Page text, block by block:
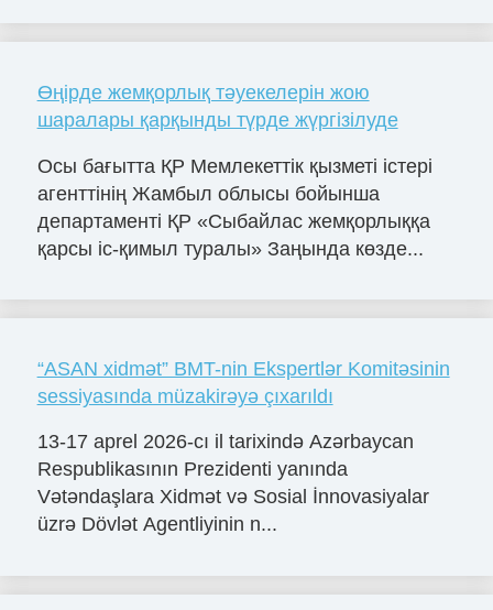
Өңірде жемқорлық тәуекелерін жою
шаралары қарқынды түрде жүргізілуде
Осы бағытта ҚР Мемлекеттік қызметі істері
агенттінің Жамбыл облысы бойынша
департаменті ҚР «Сыбайлас жемқорлыққа
қарсы іс-қимыл туралы» Заңында көзде...
“ASAN xidmət” BMT-nin Ekspertlər Komitəsinin
sessiyasında müzakirəyə çıxarıldı
13-17 aprel 2026-cı il tarixində Azərbaycan
Respublikasının Prezidenti yanında
Vətəndaşlara Xidmət və Sosial İnnovasiyalar
üzrə Dövlət Agentliyinin n...